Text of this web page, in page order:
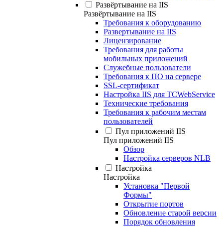
Развёртывание на IIS
Развёртывание на IIS
Требования к оборудованию
Развертывание на IIS
Лицензирование
Требования для работы
мобильных приложений
Служебные пользователи
Требования к ПО на сервере
SSL-сертификат
Настройка IIS для TCWebService
Технические требования
Требования к рабочим местам
пользователей
Пул приложений IIS
Пул приложений IIS
Обзор
Настройка серверов NLB
Настройка
Настройка
Установка "Первой
Формы"
Открытие портов
Обновление старой версии
Порядок обновления